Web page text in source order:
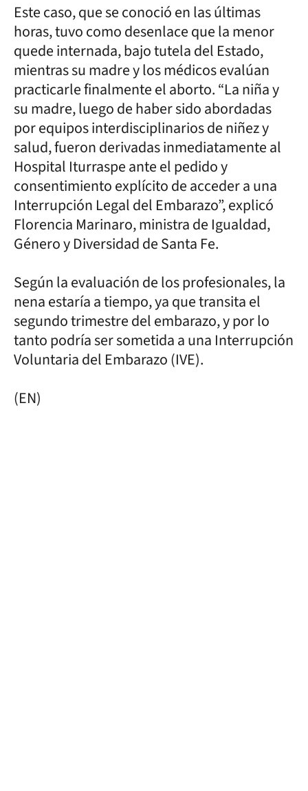
Este caso, que se conoció en las últimas
horas, tuvo como desenlace que la menor
quede internada, bajo tutela del Estado,
mientras su madre y los médicos evalúan
practicarle finalmente el aborto. “La niña y
su madre, luego de haber sido abordadas
por equipos interdisciplinarios de niñez y
salud, fueron derivadas inmediatamente al
Hospital Iturraspe ante el pedido y
consentimiento explícito de acceder a una
Interrupción Legal del Embarazo”, explicó
Florencia Marinaro, ministra de Igualdad,
Género y Diversidad de Santa Fe.
Según la evaluación de los profesionales, la
nena estaría a tiempo, ya que transita el
segundo trimestre del embarazo, y por lo
tanto podría ser sometida a una Interrupción
Voluntaria del Embarazo (IVE).
(EN)